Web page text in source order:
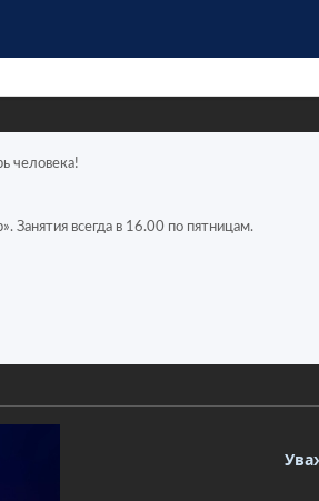
человека!
Занятия всегда в 16.00 по пятницам.